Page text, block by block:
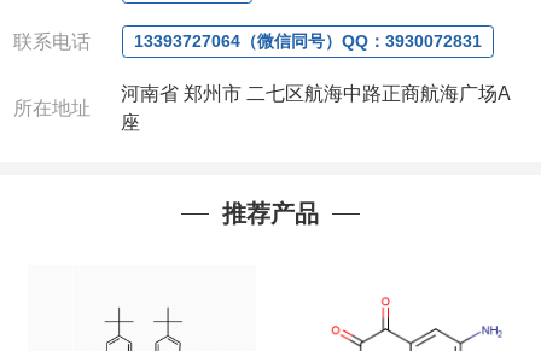
联系电话 13393727064（微信同号）QQ：3930072831
所在地址
河南省 郑州市 二七区航海中路正商航海广场A
座
推荐产品